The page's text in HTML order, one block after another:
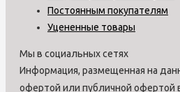
Постоянным покупателям
Уцененные товары
Мы в социальных сетях
Информация, размещенная на
офертой или публичной офертой